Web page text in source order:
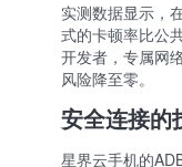
实测数据显示，
式的卡顿率比公
开发者，专属网
风险降至零。
安全连接的
星界云手机的